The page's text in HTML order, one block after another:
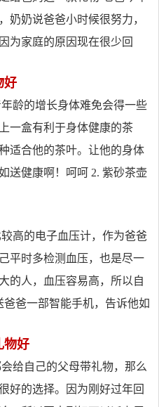
奶奶说爸爸小时候很努力，
为家庭的原因现在很少回
好
龄的增长身体难免会得一些
一盒有利于身体健康的茶
适合他的茶叶。让他的身体
送健康啊！呵呵 2. 紫砂茶壶
高的电子血压计，作为爸爸
平时多检测血压，也是尽一
的人，血压容易高，所以自
爸一部智能手机，告诉他如
物好
给自己的父母带礼物，那么
好的选择。因为刚好过年回